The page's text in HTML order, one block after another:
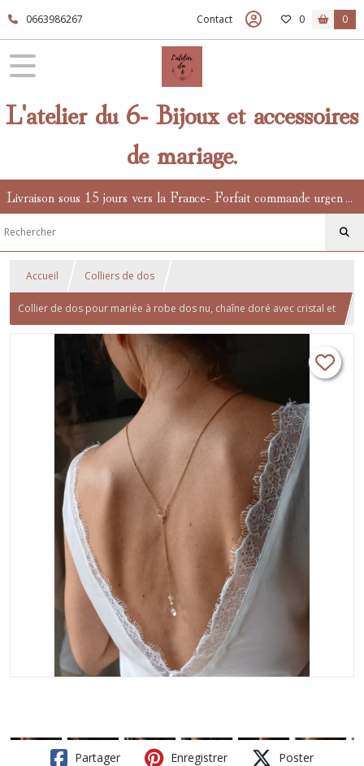
0663986267 Contact 0 0
L'atelier du 6- Bijoux et accessoires
de mariage.
Livraison sous 15 jours vers la France- Forfait commande urgente en supplément.
Accueil Colliers de dos
Collier de dos pour mariée à robe dos nu, chaîne doré avec cristal et
Partager Enregistrer Poster